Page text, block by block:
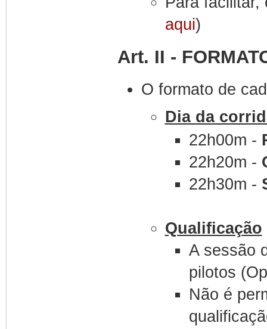
aqui)
Art. II -
O formato de
Dia da
22h00m -
22h20m -
22h30m -
Qualificação
A sessão
pilotos
Não é